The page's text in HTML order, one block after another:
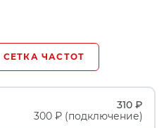
СЕТКА ЧАСТОТ
310 ₽
300 ₽ (подключение)